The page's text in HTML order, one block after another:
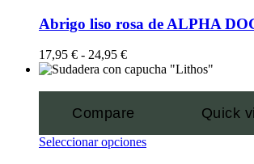
Abrigo liso rosa de ALPHA
17,95 € - 24,95 €
Compare Quick
Seleccionar opciones